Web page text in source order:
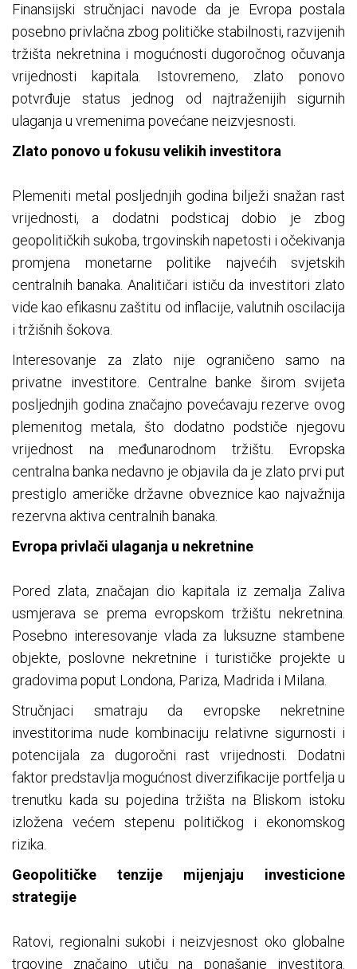
Finansijski stručnjaci navode da je Evropa postala
posebno privlačna zbog političke stabilnosti, razvijenih
tržišta nekretnina i mogućnosti dugoročnog očuvanja
vrijednosti kapitala. Istovremeno, zlato ponovo
potvrđuje status jednog od najtraženijih sigurnih
ulaganja u vremenima povećane neizvjesnosti.
Zlato ponovo u fokusu velikih investitora
Plemeniti metal posljednjih godina bilježi snažan rast
vrijednosti, a dodatni podsticaj dobio je zbog
geopolitičkih sukoba, trgovinskih napetosti i očekivanja
promjena monetarne politike najvećih svjetskih
centralnih banaka. Analitičari ističu da investitori zlato
vide kao efikasnu zaštitu od inflacije, valutnih oscilacija
i tržišnih šokova.
Interesovanje za zlato nije ograničeno samo na
privatne investitore. Centralne banke širom svijeta
posljednjih godina značajno povećavaju rezerve ovog
plemenitog metala, što dodatno podstiče njegovu
vrijednost na međunarodnom tržištu. Evropska
centralna banka nedavno je objavila da je zlato prvi put
prestiglo američke državne obveznice kao najvažnija
rezervna aktiva centralnih banaka.
Evropa privlači ulaganja u nekretnine
Pored zlata, značajan dio kapitala iz zemalja Zaliva
usmjerava se prema evropskom tržištu nekretnina.
Posebno interesovanje vlada za luksuzne stambene
objekte, poslovne nekretnine i turističke projekte u
gradovima poput Londona, Pariza, Madrida i Milana.
Stručnjaci smatraju da evropske nekretnine
investitorima nude kombinaciju relativne sigurnosti i
potencijala za dugoročni rast vrijednosti. Dodatni
faktor predstavlja mogućnost diverzifikacije portfelja u
trenutku kada su pojedina tržišta na Bliskom istoku
izložena većem stepenu političkog i ekonomskog
rizika.
Geopolitičke tenzije mijenjaju investicione
strategije
Ratovi, regionalni sukobi i neizvjesnost oko globalne
trgovine značajno utiču na ponašanje investitora.